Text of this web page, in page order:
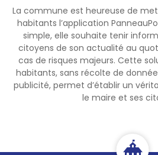
La commune est heureuse de
habitants l’application
simple, elle souhaite tenir
citoyens de son actualité au
cas de risques majeurs. Cette
habitants, sans récolte de
publicité, permet d’établir un
le maire et ses